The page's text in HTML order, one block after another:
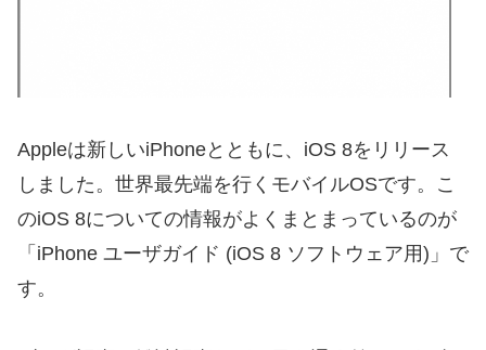
Appleは新しいiPhoneとともに、iOS 8をリリース
しました。世界最先端を行くモバイルOSです。こ
のiOS 8についての情報がよくまとまっているのが
「iPhone ユーザガイド (iOS 8 ソフトウェア用)」で
す。